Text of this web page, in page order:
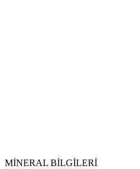
MİNERAL BİLGİLERİ